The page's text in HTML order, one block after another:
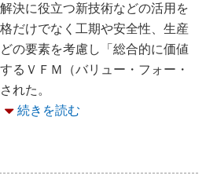
決に役立つ新技術などの活用を
だけでなく工期や安全性、生産
の要素を考慮し「総合的に価値
るＶＦＭ（バリュー・フォー・
れた。
続きを読む